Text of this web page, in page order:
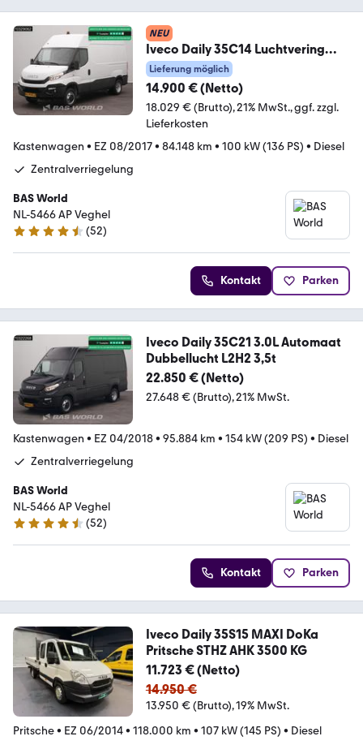
NEU
Iveco Daily 35C14 Luchtvering
Euro6 Trekhaak Dubbelluc
Lieferung möglich
14.900 € (Netto)
18.029 € (Brutto) 21% MwSt. ggf. zzgl.
Lieferkosten
Kastenwagen • EZ 08/2017• 84.148 km • 100 kW (136 PS) • Diesel
Zentralverriegelung
BAS World
NL-5466 AP Veghel
4.7 Sterne
(52)
Kontakt Parken
Iveco Daily 35C21 3.0L Automaat
Dubbellucht L2H2 3,5t
22.850 € (Netto)
27.648 € (Brutto) 21% MwSt.
Kastenwagen • EZ 04/2018• 95.884 km • 154 kW (209 PS) • Diesel
Zentralverriegelung
BAS World
NL-5466 AP Veghel
4.7 Sterne
(52)
Kontakt Parken
Iveco Daily 35S15 MAXI DoKa
Pritsche STHZ AHK 3500 KG
11.723 € (Netto)
14.950 €
13.950 € (Brutto) 19% MwSt.
Pritsche• EZ 06/2014• 118.000 km • 107 kW (145 PS) • Diesel